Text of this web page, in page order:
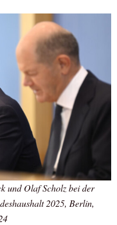
und Olaf Scholz bei der
2025, Berlin,